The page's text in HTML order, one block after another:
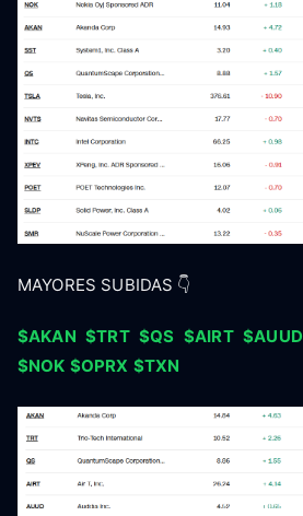
MAYORES SUBIDAS 👇
$AKAN $TRT $QS $AIRT $AUUD
$NOK $OPRX $TXN